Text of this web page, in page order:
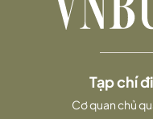
Tạp chí
Cơ quan chủ